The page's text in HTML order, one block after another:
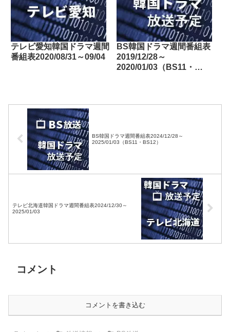
テレビ愛知韓国ドラマ週間
番組表2020/08/31～09/04
BS韓国ドラマ週間番組表
2019/12/28～
2020/01/03（BS11・
BS韓国ドラマ週間番組表2024/12/28～
2025/01/03（BS11・BS12）
テレビ北海道韓国ドラマ週間番組表2024/12/30～
2025/01/03
コメント
コメントを書き込む